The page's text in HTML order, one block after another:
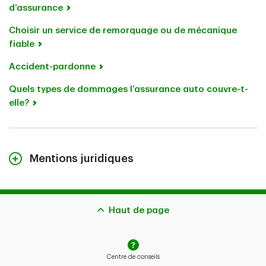
d’assurance
Choisir un service de remorquage ou de mécanique
fiable
Accident-pardonne
Quels types de dommages l’assurance auto couvre-t-
elle?
Mentions juridiques
et ne constitue pas des conseils juridiques. Les
couvertures décrites aux présentes peuvent être
présentation d’une réclamation, l’indemnisation
potentielle dépend aussi de l’admissibilité de la
Haut de page
Centre de conseils